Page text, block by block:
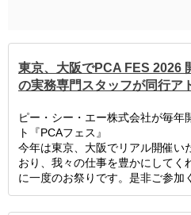
東京、大阪でPCA FES 2026
の実務専門スタッフが同行ア
ピー・シー・エー株式会社が毎年
ト『PCAフェス』
今年は東京、大阪でリアル開催い
おり、我々の仕事を豊かにしてく
に一度のお祭りです。是非ご参加